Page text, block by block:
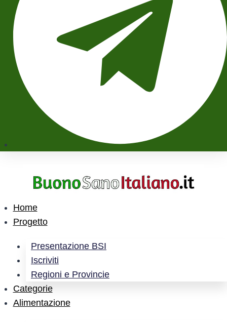
Home
Progetto
Presentazione BSI
Iscriviti
Regioni e Provincie
Categorie
Alimentazione